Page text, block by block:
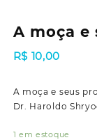
A moça e
R$ 10,00
A moça e seus
Dr. Haroldo
1 em estoque